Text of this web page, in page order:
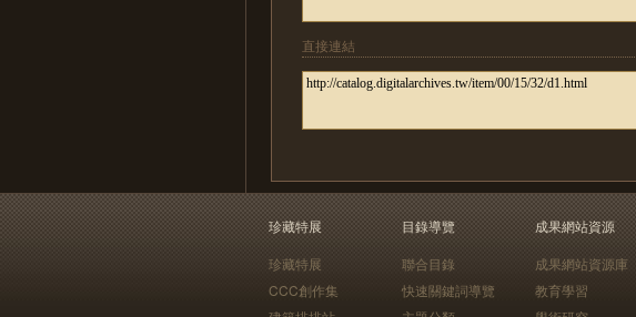
直接連結
珍藏特展
珍藏特展
CCC創作集
目錄導覽
聯合目錄
快速關鍵詞導覽
成果網站資源
成果網站資源庫
教育學習